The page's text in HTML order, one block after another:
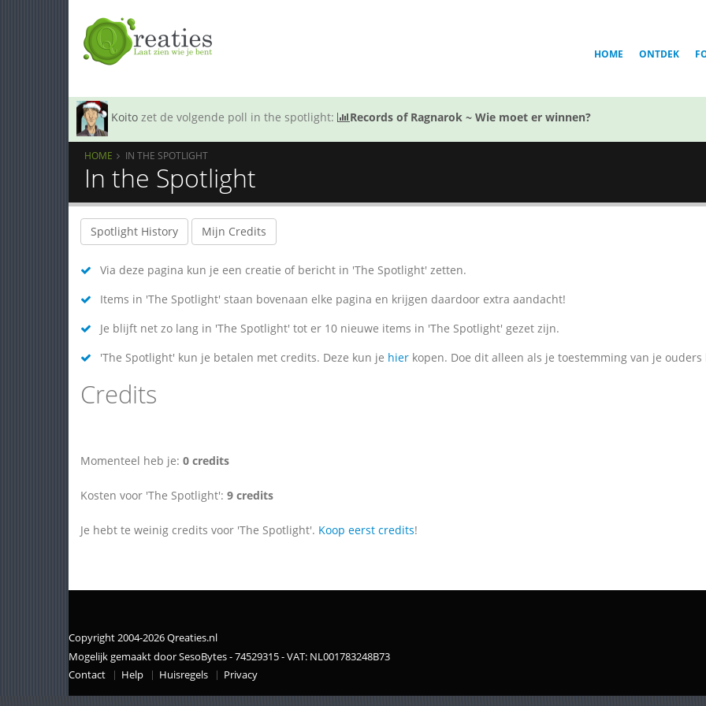
HOME ONTDEK
Koito zet de volgende poll in the spotlight: Records of Ragnarok ~ Wie moet er winnen?
HOME IN THE SPOTLIGHT
In the Spotlight
Spotlight History Mijn Credits
Via deze pagina kun je een creatie of bericht in 'The Spotlight' zetten.
Items in 'The Spotlight' staan bovenaan elke pagina en krijgen daardoor extra aandacht!
Je blijft net zo lang in 'The Spotlight' tot er 10 nieuwe items in 'The Spotlight' gezet zijn.
'The Spotlight' kun je betalen met credits. Deze kun je hier kopen. Doe dit alleen als je toestemming van je ouders
Credits
Momenteel heb je: 0 credits
Kosten voor 'The Spotlight': 9 credits
Je hebt te weinig credits voor 'The Spotlight'. Koop eerst credits!
Copyright 2004-2026 Qreaties.nl
Mogelijk gemaakt door SesoBytes - 74529315 - VAT: NL001783248B73
Contact
Help Huisregels Privacy